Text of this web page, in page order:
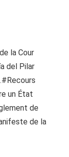
la Cour
del Pilar
un État
de
de la